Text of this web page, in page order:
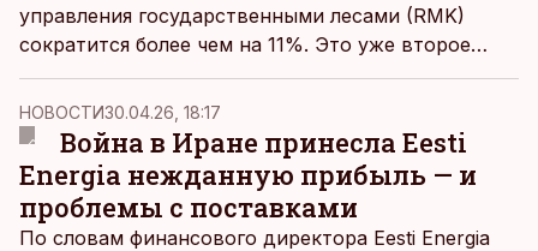
управления государственными лесами (RMK)
сократится более чем на 11%. Это уже второе
сокращение за последние пару лет.
НОВОСТИ30.04.26, 18:17
Война в Иране принесла Eesti
Energia нежданную прибыль — и
проблемы с поставками
По словам финансового директора Eesti Energia